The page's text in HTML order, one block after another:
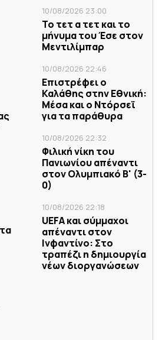
10/08/2026 23:00
Το τετ α τετ και το
μήνυμα του Έσε στον
Μεντιλίμπαρ
10/08/2026 22:46
Επιστρέφει ο
Καλάθης στην Εθνική:
Μέσα και ο Ντόρσεϊ
για τα παράθυρα
10/08/2026 22:32
Φιλική νίκη του
Πανιωνίου απέναντι
στον Ολυμπιακό Β' (3-
0)
10/08/2026 22:18
UEFA και σύμμαχοι
απέναντι στον
Ινφαντίνο: Στο
τραπέζι η δημιουργία
νέων διοργανώσεων